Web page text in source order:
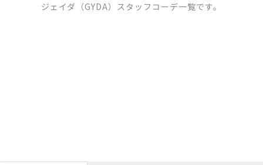
ジェイダ（GYDA）スタッフコーデ一覧です。